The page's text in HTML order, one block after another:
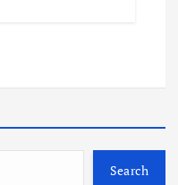
Search